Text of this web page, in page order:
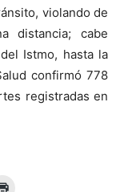
violando de
distancia; cabe
Istmo, hasta la
confirmó 778
registradas en